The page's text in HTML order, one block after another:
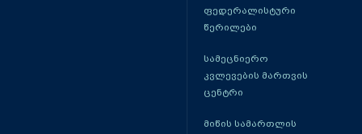
ფედერალისტური
წერილები
სამეცნიერო
კვლევების მართვის
ცენტრი
მიწის სამართლის